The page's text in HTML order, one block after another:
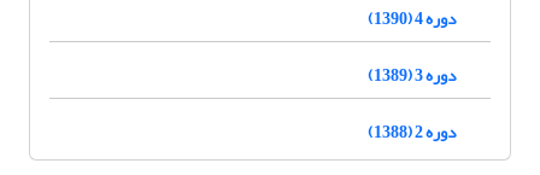
دوره 4 (1390)
دوره 3 (1389)
دوره 2 (1388)